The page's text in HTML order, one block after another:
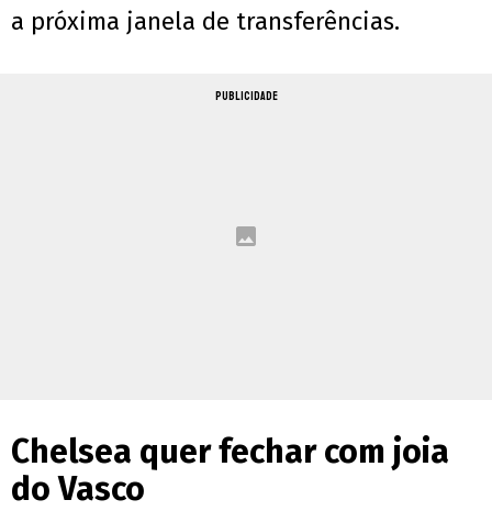
a próxima janela de transferências.
PUBLICIDADE
Chelsea quer fechar com joia
do Vasco